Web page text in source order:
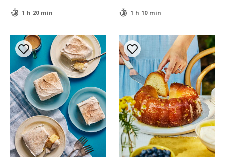
1 h 20 min 1 h 10 min